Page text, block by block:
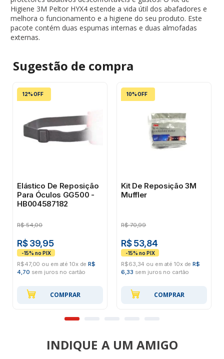
Higiene 3M Peltor HYX4 estende a vida útil dos abafadores e
melhora o funcionamento e a higiene do seu produto. Este
pacote contém duas espumas internas e duas almofadas
externas.
Sugestão de compra
12% OFF
Elástico De Reposição
Para Óculos GG500 -
HB004587182
R$ 54,00
R$ 39,95
R$47,00 ou em até 10x deR$
4,70 sem juros no cartão
COMPRAR
10% OFF
Kit De Reposição 3M
Muffler
R$ 70,99
R$ 53,84
R$63,34 ou em até 10x deR$
6,33 sem juros no cartão
COMPRAR
INDIQUE